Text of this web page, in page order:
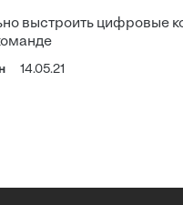
выстроить цифровые
14.05.21